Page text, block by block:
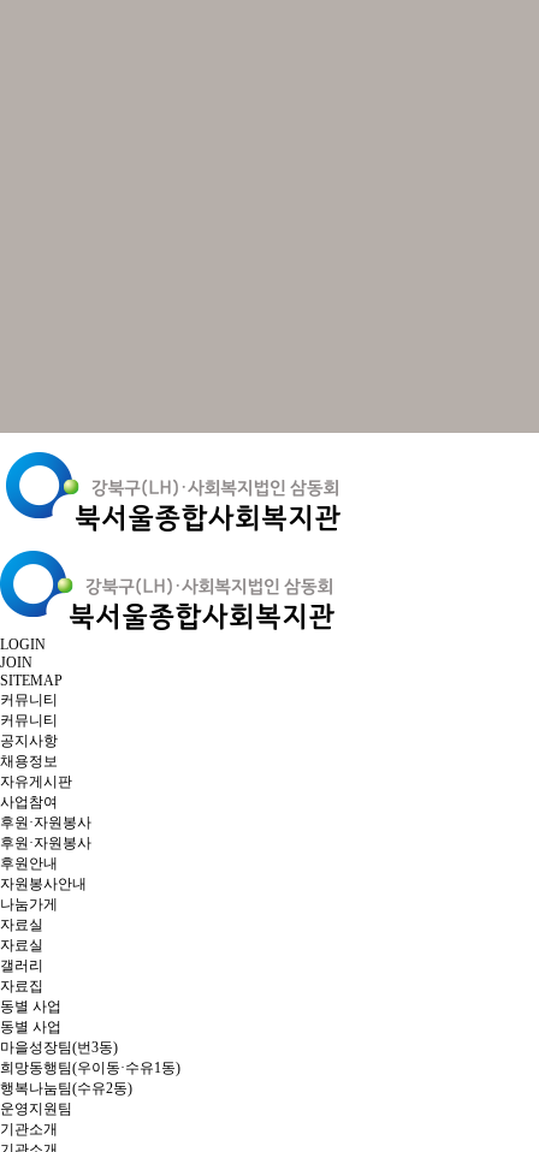
LOGIN
JOIN
SITEMAP
커뮤니티
커뮤니티
공지사항
채용정보
자유게시판
사업참여
후원·자원봉사
후원·자원봉사
후원안내
자원봉사안내
나눔가게
자료실
자료실
갤러리
자료집
동별 사업
동별 사업
마을성장팀(번3동)
희망동행팀(우이동·수유1동)
행복나눔팀(수유2동)
운영지원팀
기관소개